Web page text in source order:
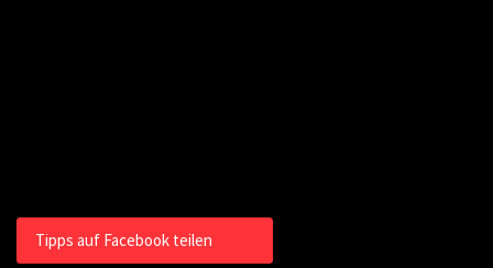
Tipps auf Facebook teilen